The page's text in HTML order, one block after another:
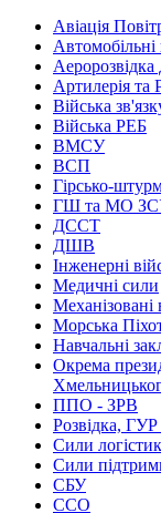
Авіація
Автомобільні
Артилерія та
Війська
Війська РЕБ
ВМСУ
ВСП
Гірсько-
ГШ та МО
ДССТ
ДШВ
Інженерні
Медичні сили
Механізовані
Морська
Навчальні
Окрема
ППО - ЗРВ
Розвідка,
Сили
Сили
СБУ
ССО